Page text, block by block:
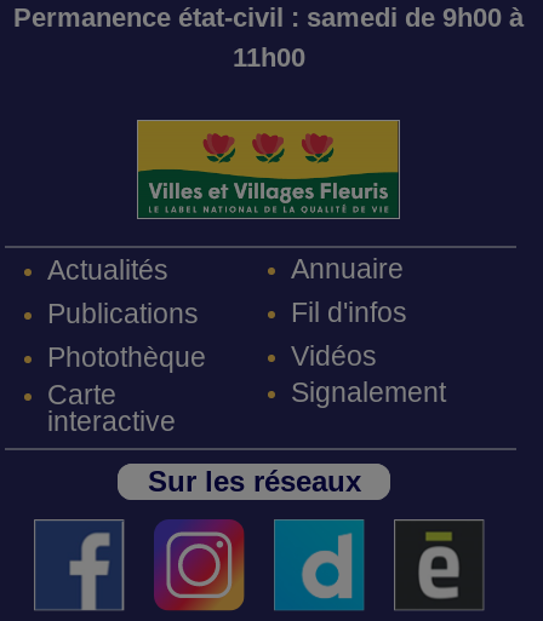
Permanence état-civil : samedi de 9h00 à
11h00
Actualités
Publications
Photothèque
Carte
interactive
Annuaire
Fil d'infos
Vidéos
Signalement
Sur les réseaux